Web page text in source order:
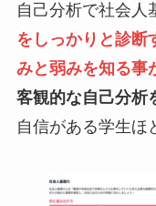
自己分析で社会人
をしっかりと診断
みと弱みを知る事
客観的な自己分析
自信がある学生ほ